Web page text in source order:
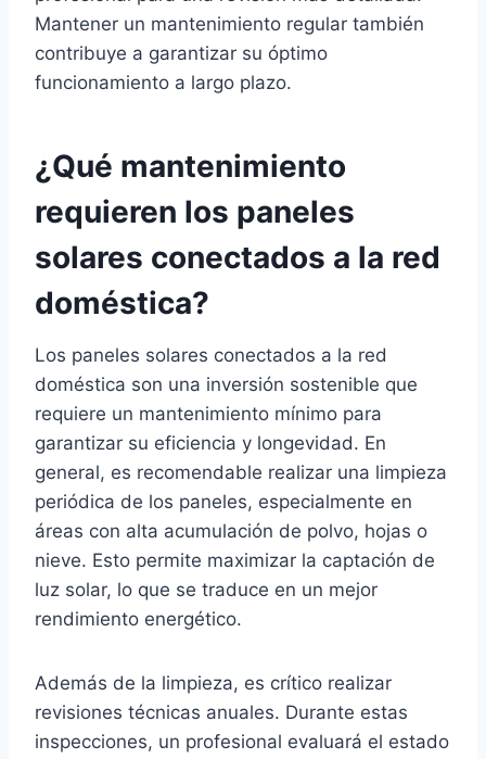
Mantener un mantenimiento regular también
contribuye a garantizar su óptimo
funcionamiento a largo plazo.
¿Qué mantenimiento
requieren los paneles
solares conectados a la red
doméstica?
Los paneles solares conectados a la red
doméstica son una inversión sostenible que
requiere un mantenimiento mínimo para
garantizar su eficiencia y longevidad. En
general, es recomendable realizar una limpieza
periódica de los paneles, especialmente en
áreas con alta acumulación de polvo, hojas o
nieve. Esto permite maximizar la captación de
luz solar, lo que se traduce en un mejor
rendimiento energético.
Además de la limpieza, es crítico realizar
revisiones técnicas anuales. Durante estas
inspecciones, un profesional evaluará el estado